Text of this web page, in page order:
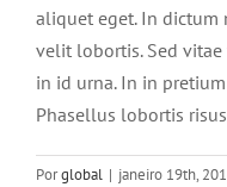
aliquet eget. In dictum
velit lobortis. Sed
in id urna. In in
Phasellus lobortis
Porglobal | janeiro 19th,